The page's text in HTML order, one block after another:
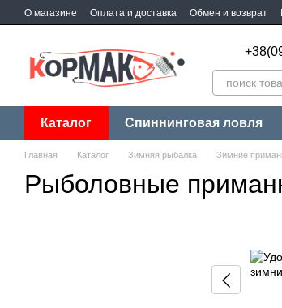
Перейти к основному контенту
О магазине Оплата и доставка Обмен и возврат
Каталог Спиннинговая ловля
Главная Каталог Зимняя рыбалка Зимние
Рыболовные